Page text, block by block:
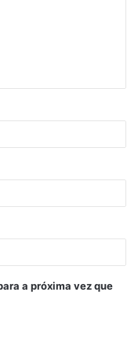
a próxima vez que